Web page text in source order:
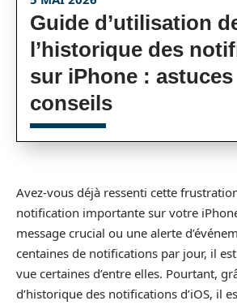
Guide d’utilisation
l’historique des
sur iPhone :
conseils
Avez-vous déjà ressenti cette
notification importante sur votre
message crucial ou une alerte
centaines de notifications par jour, il
vue certaines d’entre elles. Pourtant,
d’historique des notifications d’iOS, il